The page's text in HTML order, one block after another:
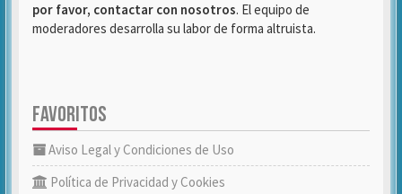
por favor, contactar con nosotros. El equipo de
moderadores desarrolla su labor de forma altruista.
FAVORITOS
Aviso Legal y Condiciones de Uso
Política de Privacidad y Cookies